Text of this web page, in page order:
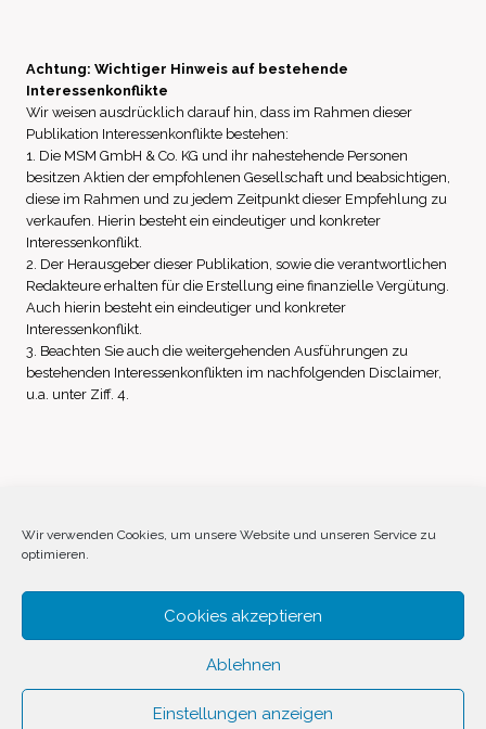
Wir verwenden Cookies, um unsere Website und unseren Service zu
optimieren.
Cookies akzeptieren
Ablehnen
Einstellungen anzeigen
Achtung: Wichtiger Hinweis auf bestehende
Interessenkonflikte
Wir weisen ausdrücklich darauf hin, dass im Rahmen dieser
Publikation Interessenkonflikte bestehen:
1. Die MSM GmbH & Co. KG und ihr nahestehende Personen
besitzen Aktien der empfohlenen Gesellschaft und beabsichtigen,
diese im Rahmen und zu jedem Zeitpunkt dieser Empfehlung zu
verkaufen. Hierin besteht ein eindeutiger und konkreter
Interessenkonflikt.
2. Der Herausgeber dieser Publikation, sowie die verantwortlichen
Redakteure erhalten für die Erstellung eine finanzielle Vergütung.
Auch hierin besteht ein eindeutiger und konkreter
Interessenkonflikt.
3. Beachten Sie auch die weitergehenden Ausführungen zu
bestehenden Interessenkonflikten im nachfolgenden Disclaimer,
u.a. unter Ziff. 4.
Impressum Datenschutz
Disclaimer